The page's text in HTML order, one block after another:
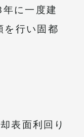
に一度建
を行い固都
表面利回り